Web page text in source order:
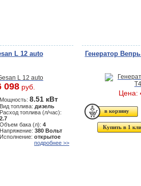
L 12 auto
098 руб.
Мощность: 8.51 кВт
Вид топлива: дизель
Расход топлива (л/час):
2.7
Объем бака (л): 4
Напряжение: 380 Вольт
Исполнение: открытое
подробнее >>
Генератор
Цена:
Купить в 1